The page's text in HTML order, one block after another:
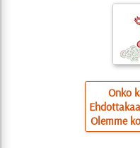
Onko
Olemme